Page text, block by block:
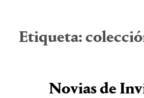
Etiqueta:
Novias de